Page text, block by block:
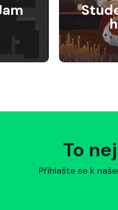
To
Přihlašte se k